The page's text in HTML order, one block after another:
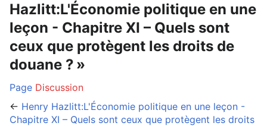
Hazlitt:L'Économie politique en une
leçon - Chapitre XI – Quels sont
ceux que protègent les droits de
douane ? »
Page Discussion
← Henry Hazlitt:L'Économie politique en une leçon -
Chapitre XI – Quels sont ceux que protègent les droits